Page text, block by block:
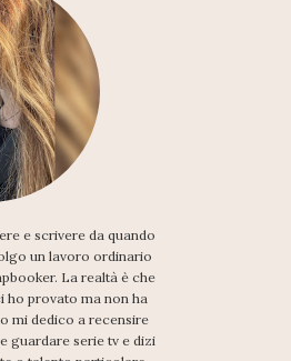
e scrivere da quando
un lavoro ordinario
La realtà è che
ho provato ma non ha
mi dedico a recensire
guardare serie tv e dizi